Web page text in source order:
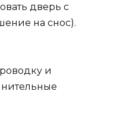
дверь с
на снос).
и